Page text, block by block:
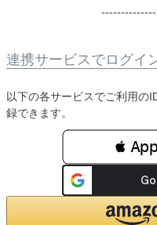
連携サービスでログイ
以下の各サービスでご利用の
録できます。
